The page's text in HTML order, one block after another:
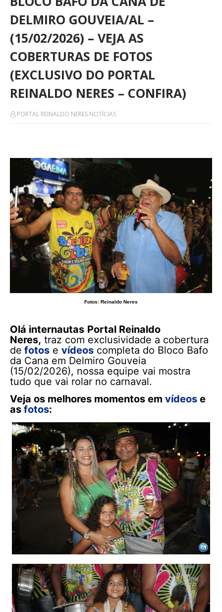
DELMIRO GOUVEIA/AL –
(15/02/2026) – VEJA AS
COBERTURAS DE FOTOS
(EXCLUSIVO DO PORTAL
REINALDO NERES – CONFIRA)
PORTAL REINALDO NERES NOTÍCIAS
Fotos: Reinaldo Neres
Olá internautas Portal Reinaldo
Neres, traz com exclusividade a cobertura
de fotos e vídeos completa do Bloco Bafo
da Cana em Delmiro Gouveia
(15/02/2026), nossa equipe vai mostra
tudo que vai rolar no carnaval.
Veja os melhores momentos em vídeos e
as fotos: